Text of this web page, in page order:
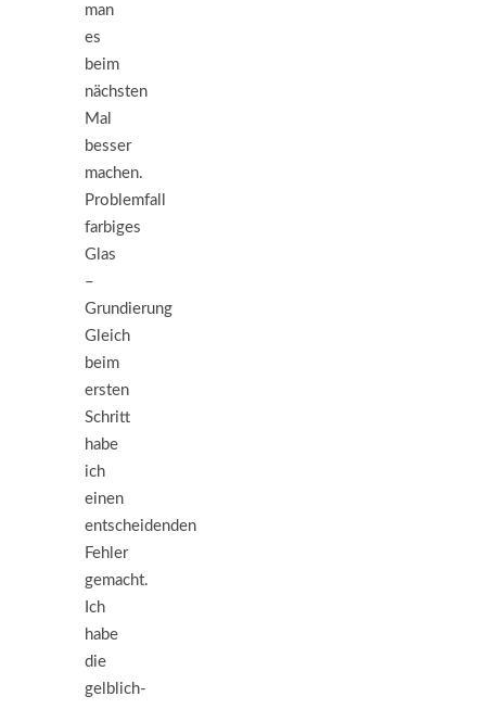
man
es
beim
nächsten
Mal
besser
machen.
Problemfall
farbiges
Glas
–
Grundierung
Gleich
beim
ersten
Schritt
habe
ich
einen
entscheidenden
Fehler
gemacht.
Ich
habe
die
gelblich-